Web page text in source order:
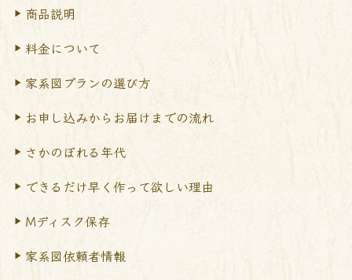
商品説明
料金について
家系図プランの選び方
お申し込みからお届けまでの流れ
さかのぼれる年代
できるだけ早く作って欲しい理由
Mディスク保存
家系図依頼者情報